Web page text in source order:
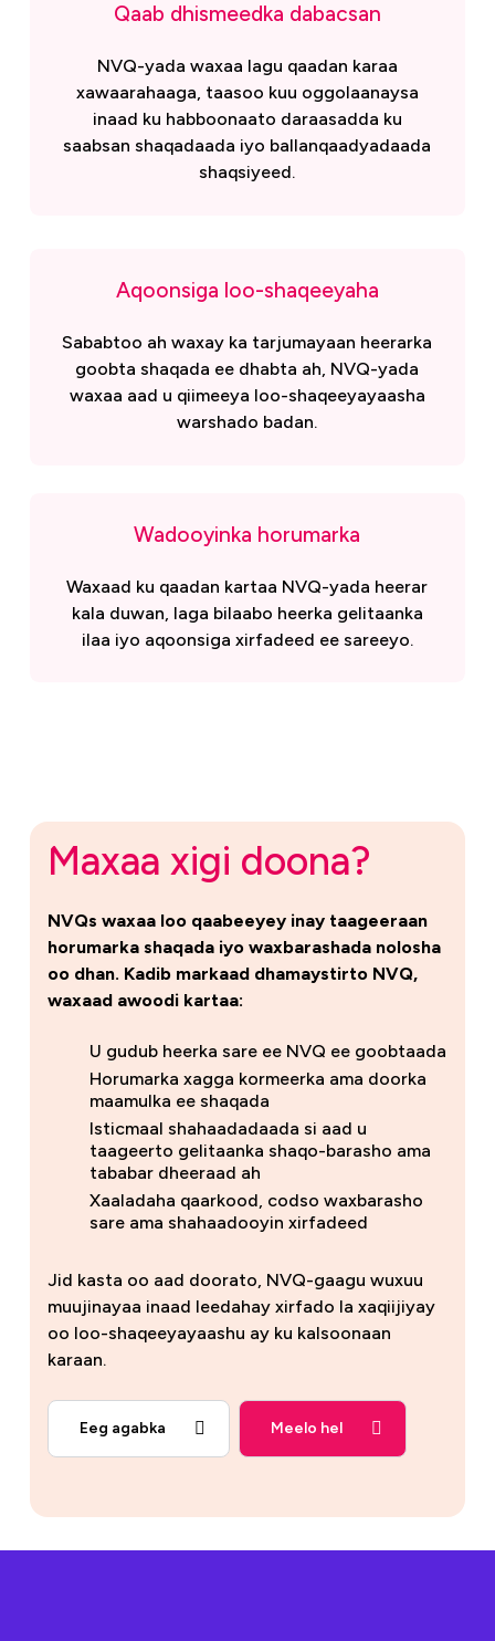
Qaab dhismeedka dabacsan
NVQ-yada waxaa lagu qaadan karaa
xawaarahaaga, taasoo kuu oggolaanaysa
inaad ku habboonaato daraasadda ku
saabsan shaqadaada iyo ballanqaadyadaada
shaqsiyeed.
Aqoonsiga loo-shaqeeyaha
Sababtoo ah waxay ka tarjumayaan heerarka
goobta shaqada ee dhabta ah, NVQ-yada
waxaa aad u qiimeeya loo-shaqeeyayaasha
warshado badan.
Wadooyinka horumarka
Waxaad ku qaadan kartaa NVQ-yada heerar
kala duwan, laga bilaabo heerka gelitaanka
ilaa iyo aqoonsiga xirfadeed ee sareeyo.
Maxaa xigi doona?
NVQs waxaa loo qaabeeyey inay taageeraan
horumarka shaqada iyo waxbarashada nolosha
oo dhan. Kadib markaad dhamaystirto NVQ,
waxaad awoodi kartaa:
U gudub heerka sare ee NVQ ee goobtaada
Horumarka xagga kormeerka ama doorka
maamulka ee shaqada
Isticmaal shahaadadaada si aad u
taageerto gelitaanka shaqo-barasho ama
tababar dheeraad ah
Xaaladaha qaarkood, codso waxbarasho
sare ama shahaadooyin xirfadeed
Jid kasta oo aad doorato, NVQ-gaagu wuxuu
muujinayaa inaad leedahay xirfado la xaqiijiyay
oo loo-shaqeeyayaashu ay ku kalsoonaan
karaan.
Eeg agabka Meelo hel